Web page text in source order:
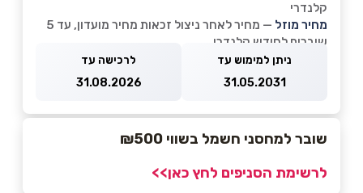
קלנדרי
מחיר מוזל
— מחיר לאחר ניצול זכאות מחיר מועדון, עד 5
שוברים לחודש קלנדרי
ניתן למימוש עד
31.05.2031
לרכישה עד
31.08.2026
שובר למחסני חשמל בשווי ₪500
לרשימת הסניפים לחץ כאן>>